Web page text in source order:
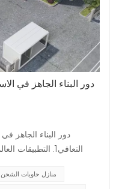
دور البناء الجاهز في
دور البناء الجاهز
التعافي1.
وفعاليته في تحملمنازل حاويات الشحن